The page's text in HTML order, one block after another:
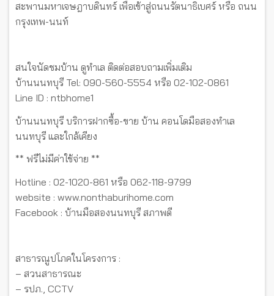
สะพานมหาเจษฎาบดินทร์ เพื่อเข้าสู่ถนนรัตนาธิเบศร์ หรือ ถนน
กรุงเทพ-นนท์
สนใจนัดชมบ้าน ดูทำเล ติดต่อสอบถามเพิ่มเติม
บ้านนนทบุรี Tel: 090-560-5554 หรือ 02-102-0861
Line ID : ntbhome1
บ้านนนทบุรี บริการฝากซื้อ-ขาย บ้าน คอนโดมือสองทำเล
นนทบุรี และใกล้เคียง
** ฟรีไม่มีค่าใช้จ่าย **
Hotline : 02-1020-861 หรือ 062-118-9799
website : www.nonthaburihome.com
Facebook : บ้านมือสองนนทบุรี สภาพดี
สาธารณูปโภคในโครงการ :
– สวนสาธารณะ
– รปภ., CCTV